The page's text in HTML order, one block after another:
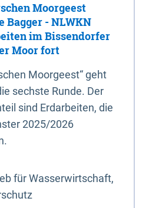
Moorgeest
Bagger - NLWKN
im Bissendorfer
Moor fort
Moorgeest“ geht
sechste Runde. Der
sind Erdarbeiten, die
2025/2026
für Wasserwirtschaft,